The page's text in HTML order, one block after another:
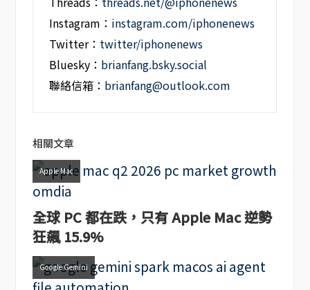
Instagram： instagram.com/iphonenews
Twitter： twitter/iphonenews
Bluesky： brianfang.bsky.social
聯絡信箱： brianfang@outlook.com
相關文章
Apple Mac
全球 PC 都在跌，只有 Apple Mac 逆勢
狂飆 15.9%
Google Gemini